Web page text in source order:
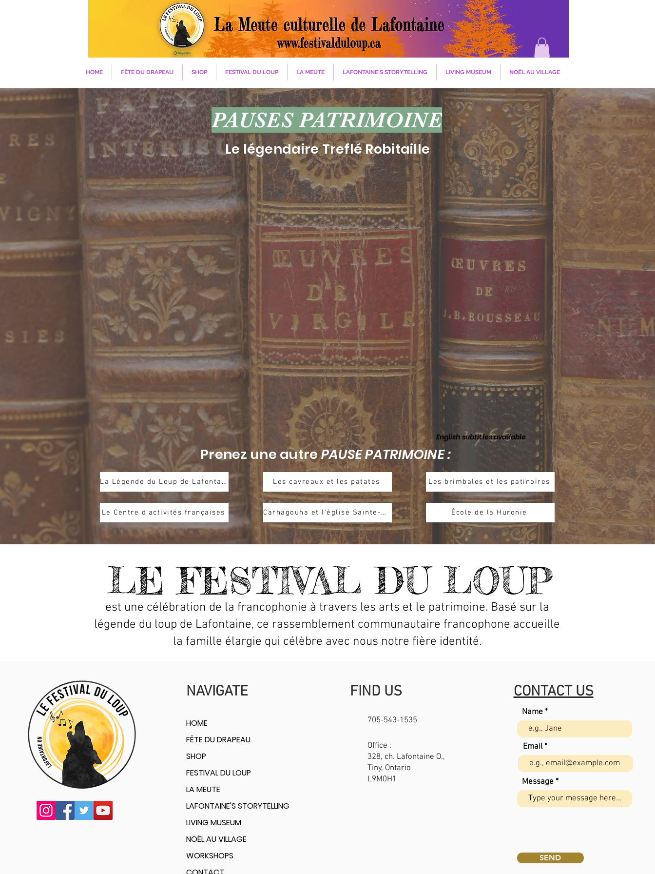
HOME FÊTE DU DRAPEAU SHOP FESTIVAL DU LOUP LA MEUTE LAFONTAINE'S STORYTELLING LIVING MUSEUM NOËL AU VILLAGE
PAUSES PATRIMOINE
Le légendaire Treflé Robitaille
English subtitles available
Prenez une autrePAUSE PATRIMOINE :
La Légende du Loup de Lafontaine
Le Centre d'activités françaises
Les cavreaux et les patates
Carhagouha et l'église Sainte-Croix
Les brimbales et les patinoires
École de la Huronie
LE FESTIVAL DU LOUP
est une célébration de la francophonie à travers les arts et le patrimoine. Basé sur la
légende du loup de Lafontaine, ce rassemblement communautaire francophone accueille
la famille élargie qui célèbre avec nous notre fière identité.
NAVIGATE
HOME
FÊTE DU DRAPEAU
SHOP
FESTIVAL DU LOUP
LA MEUTE
LAFONTAINE'S STORYTELLING
LIVING MUSEUM
NOËL AU VILLAGE
WORKSHOPS
FIND US
705-543-1535
Office :
328, ch. Lafontaine O.,
Tiny, Ontario
L9M0H1
CONTACT US
Name
Email
Message
SEND